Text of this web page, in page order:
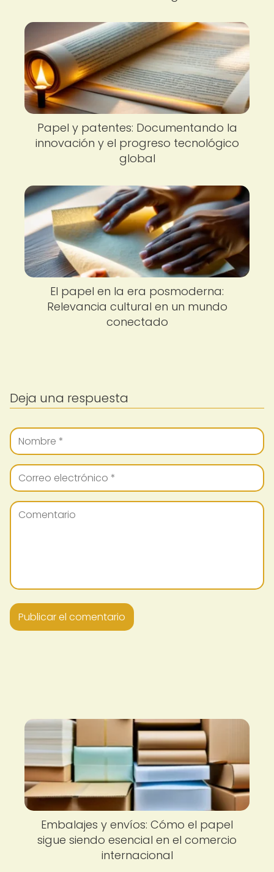
Papel y patentes: Documentando la
innovación y el progreso tecnológico
global
El papel en la era posmoderna:
Relevancia cultural en un mundo
conectado
Deja una respuesta
Embalajes y envíos: Cómo el papel
sigue siendo esencial en el comercio
internacional